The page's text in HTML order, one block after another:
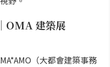
OMA 建築展
（大都會建築事務